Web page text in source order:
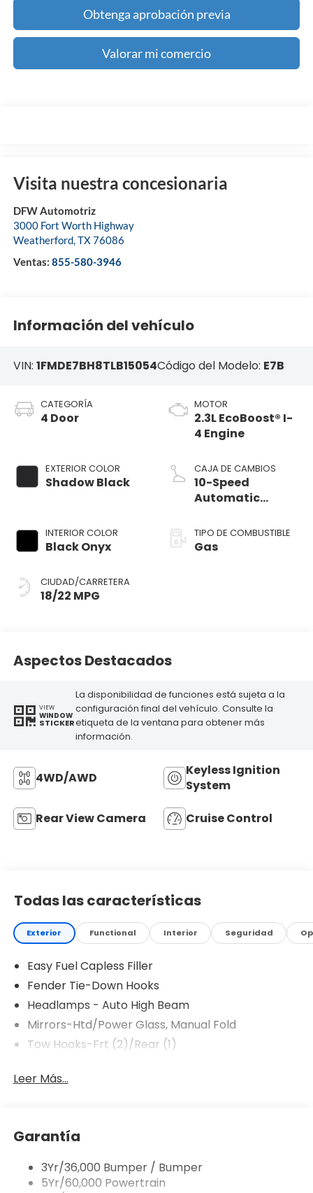
Obtenga aprobación previa
Valorar mi comercio
Visita nuestra concesionaria
DFW Automotriz
3000 Fort Worth Highway
Weatherford,TX76086
Ventas: 855-580-3946
Información del vehículo
VIN: 1FMDE7BH8TLB15054Código del Modelo: E7B
CATEGORÍA
4 Door
EXTERIOR COLOR
Shadow Black
INTERIOR COLOR
Black Onyx
CIUDAD/CARRETERA
18/22 MPG
MOTOR
2.3L EcoBoost® I-
4 Engine
CAJA DE CAMBIOS
10-Speed
Automatic
TIPO DE COMBUSTIBLE
Gas
Aspectos Destacados
VIEW
WINDOW
STICKER
La disponibilidad de funciones está sujeta a la
configuración final del vehículo. Consulte la
etiqueta de la ventana para obtener más
información.
4WD/AWD
Keyless Ignition
System
Rear View Camera Cruise Control
Todas las características
Exterior Functional Interior Seguridad
Easy Fuel Capless Filler
Fender Tie-Down Hooks
Headlamps - Auto High Beam
Mirrors-Htd/Power Glass, Manual Fold
Tow Hooks-Frt (2)/Rear (1)
Leer Más...
Garantía
3Yr/36,000 Bumper / Bumper
5Yr/60,000 Powertrain